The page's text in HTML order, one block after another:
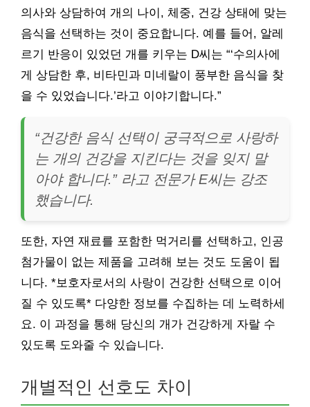
의사와 상담하여 개의 나이, 체중, 건강 상태에 맞는
음식을 선택하는 것이 중요합니다. 예를 들어, 알레
르기 반응이 있었던 개를 키우는 D씨는 “‘수의사에
게 상담한 후, 비타민과 미네랄이 풍부한 음식을 찾
을 수 있었습니다.’라고 이야기합니다.”
“건강한 음식 선택이 궁극적으로 사랑하
는 개의 건강을 지킨다는 것을 잊지 말
아야 합니다.” 라고 전문가 E씨는 강조
했습니다.
또한, 자연 재료를 포함한 먹거리를 선택하고, 인공
첨가물이 없는 제품을 고려해 보는 것도 도움이 됩
니다. *보호자로서의 사랑이 건강한 선택으로 이어
질 수 있도록* 다양한 정보를 수집하는 데 노력하세
요. 이 과정을 통해 당신의 개가 건강하게 자랄 수
있도록 도와줄 수 있습니다.
개별적인 선호도 차이